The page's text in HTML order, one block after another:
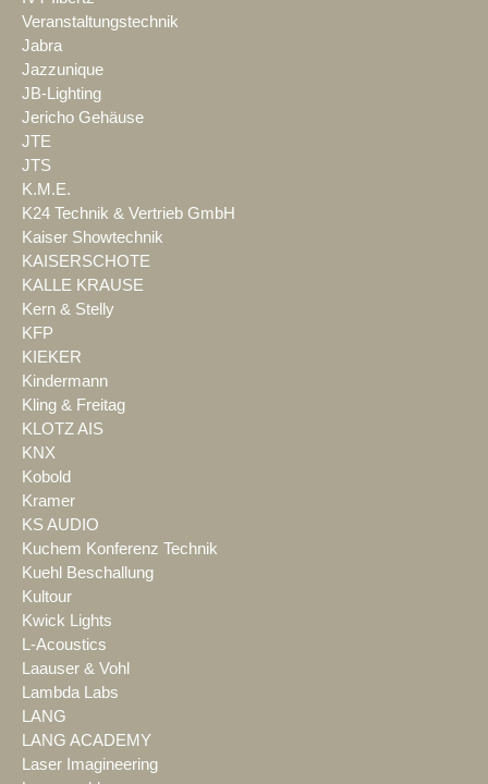
Veranstaltungstechnik
Jabra
Jazzunique
JB-Lighting
Jericho Gehäuse
JTE
JTS
K.M.E.
K24 Technik & Vertrieb GmbH
Kaiser Showtechnik
KAISERSCHOTE
KALLE KRAUSE
Kern & Stelly
KFP
KIEKER
Kindermann
Kling & Freitag
KLOTZ AIS
KNX
Kobold
Kramer
KS AUDIO
Kuchem Konferenz Technik
Kuehl Beschallung
Kultour
Kwick Lights
L-Acoustics
Laauser & Vohl
Lambda Labs
LANG
LANG ACADEMY
Laser Imagineering